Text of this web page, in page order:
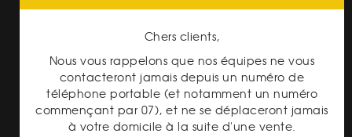
TRANSPARENCE DES
PRIX
Chers clients,
Nous vous rappelons que nos équipes ne vous
contacteront jamais depuis un numéro de
téléphone portable (et notamment un numéro
commençant par 07), et ne se déplaceront jamais
à votre domicile à la suite d'une vente.